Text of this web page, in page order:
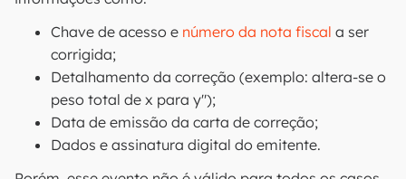
Chave de acesso e número da nota fiscal a ser
corrigida;
Detalhamento da correção (exemplo: altera-se o
peso total de x para y");
Data de emissão da carta de correção;
Dados e assinatura digital do emitente.